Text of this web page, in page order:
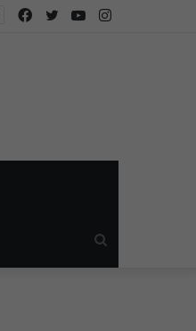
Instagram
YouTube
Twitter
Facebook